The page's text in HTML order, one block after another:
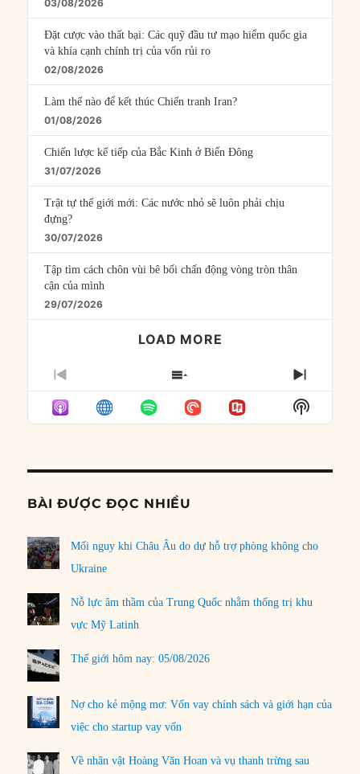
03/08/2026
Đặt cược vào thất bại: Các quỹ đầu tư mạo hiểm quốc gia
và khía cạnh chính trị của vốn rủi ro
02/08/2026
Làm thế nào để kết thúc Chiến tranh Iran?
01/08/2026
Chiến lược kế tiếp của Bắc Kinh ở Biển Đông
31/07/2026
Trật tự thế giới mới: Các nước nhỏ sẽ luôn phải chịu
đựng?
30/07/2026
Tập tìm cách chôn vùi bê bối chấn động vòng tròn thân
cận của mình
29/07/2026
LOAD MORE
PREVIOUS
EPISODE
SHOW
EPISODES
LIST
NEXT
Show
Podcast
BÀI ĐƯỢC ĐỌC NHIỀU
Mối nguy khi Châu Âu do dự hỗ trợ phòng không cho
Ukraine
Nỗ lực âm thầm của Trung Quốc nhằm thống trị khu
vực Mỹ Latinh
Thế giới hôm nay: 05/08/2026
Nợ cho kẻ mộng mơ: Vốn vay chính sách và giới hạn của
việc cho startup vay vốn
Về nhân vật Hoàng Văn Hoan và vụ thanh trừng sau